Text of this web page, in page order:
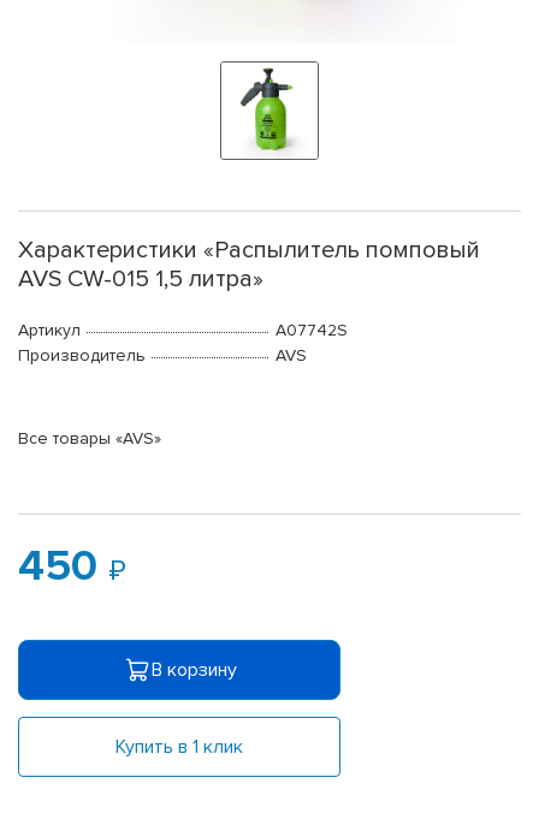
Характеристики «Распылитель помповый
AVS CW-015 1,5 литра»
Артикул
A07742S
Производитель
AVS
Все товары «AVS»
450
В корзину
Купить в 1 клик